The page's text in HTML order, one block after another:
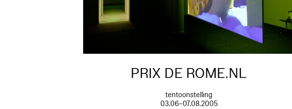
PRIX DE ROME.NL
tentoonstelling
03.06–07.08.2005